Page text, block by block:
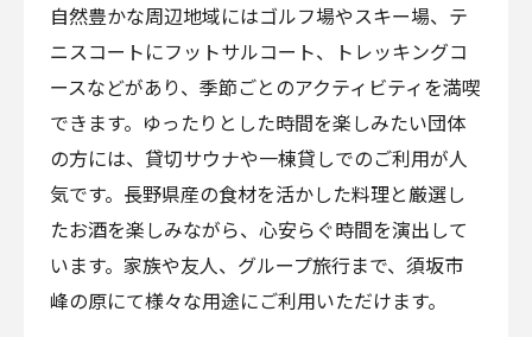
自然豊かな周辺地域にはゴルフ場やスキー場、テ
ニスコートにフットサルコート、トレッキングコ
ースなどがあり、季節ごとのアクティビティを満喫
できます。ゆったりとした時間を楽しみたい団体
の方には、貸切サウナや一棟貸しでのご利用が人
気です。長野県産の食材を活かした料理と厳選し
たお酒を楽しみながら、心安らぐ時間を演出して
います。家族や友人、グループ旅行まで、須坂市
峰の原にて様々な用途にご利用いただけます。